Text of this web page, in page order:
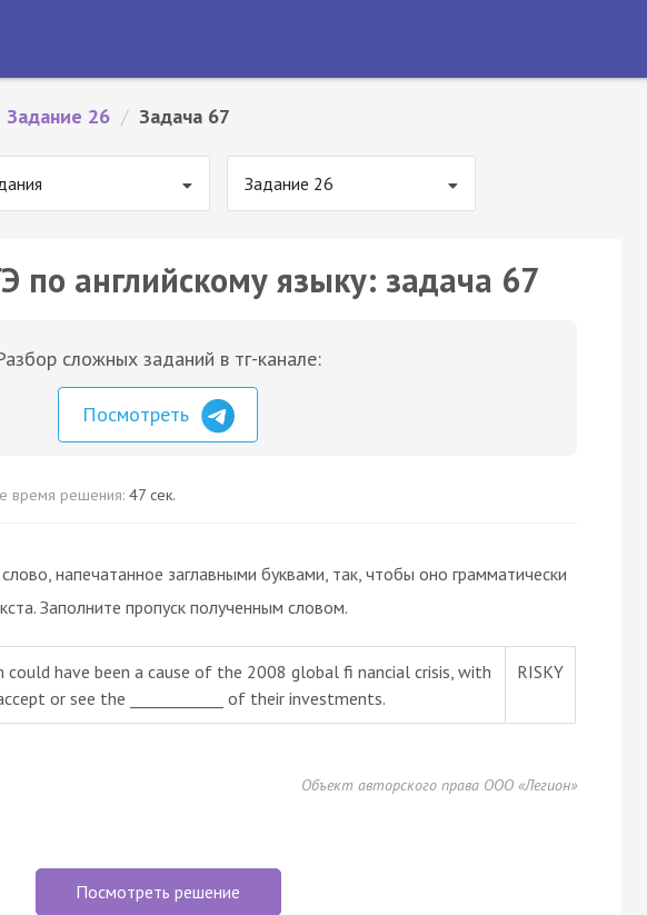
Задание 26 / Задача 67
Задание 26
по английскому языку: задача 67
сложных заданий в тг-канале:
Посмотреть
время решения: 47 сек.
напечатанное заглавными буквами, так, чтобы оно грамматически
Заполните пропуск полученным словом.
could have been a cause of the 2008 global fi nancial crisis, with
or see the ____________ of their investments.
RISKY
Объект авторского права ООО «Легион»
Посмотреть решение